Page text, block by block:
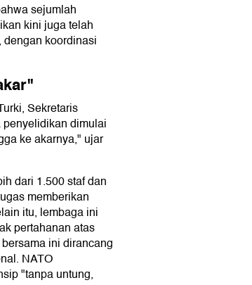
sejumlah
kini juga telah
koordinasi
Sekretaris
dimulai
ke akarnya," ujar
dari 1.500 staf dan
memberikan
itu, lembaga ini
pertahanan atas
ini dirancang
NATO
"tanpa untung,